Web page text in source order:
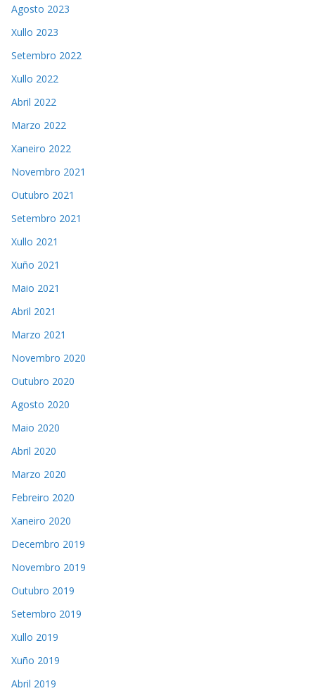
Agosto 2023
Xullo 2023
Setembro 2022
Xullo 2022
Abril 2022
Marzo 2022
Xaneiro 2022
Novembro 2021
Outubro 2021
Setembro 2021
Xullo 2021
Xuño 2021
Maio 2021
Abril 2021
Marzo 2021
Novembro 2020
Outubro 2020
Agosto 2020
Maio 2020
Abril 2020
Marzo 2020
Febreiro 2020
Xaneiro 2020
Decembro 2019
Novembro 2019
Outubro 2019
Setembro 2019
Xullo 2019
Xuño 2019
Abril 2019